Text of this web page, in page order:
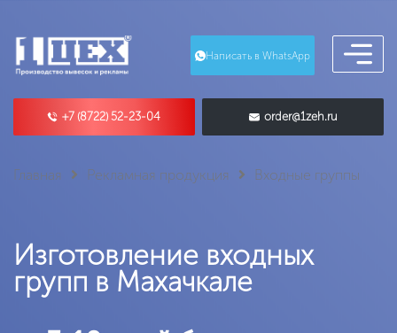
Написать в WhatsApp
+7 (8722) 52-23-04 order@1zeh.ru
Главная Рекламная продукция Входные группы
Изготовление входных
групп в Махачкале